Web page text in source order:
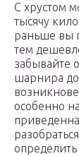
С хрустом
тысячу
раньше вы
тем
забывайте
шарнира до
особенно